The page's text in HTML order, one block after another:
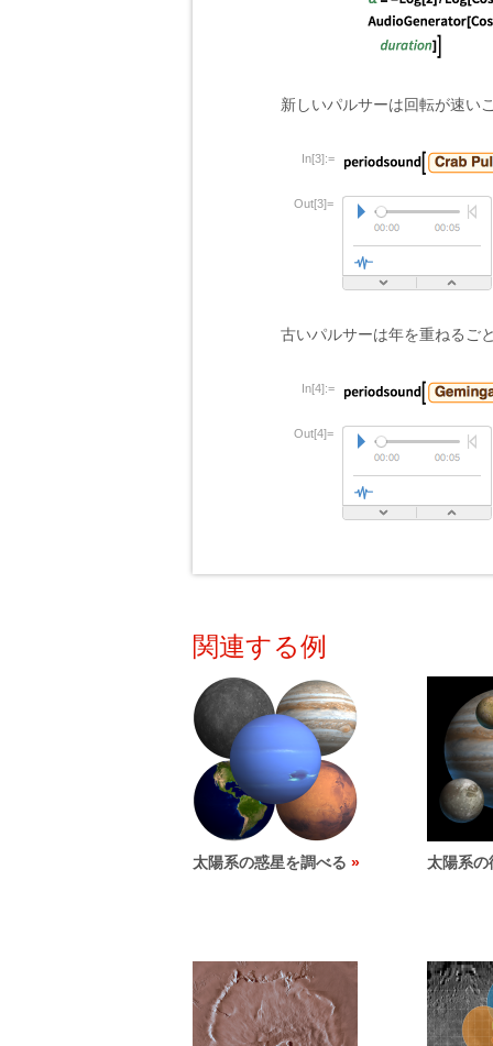
新しいパルサーは回転が速い
In[3]:=
Out[3]=
古いパルサーは年を重ねるご
In[4]:=
Out[4]=
関連する例
太陽系の惑星を調べる 太陽系の